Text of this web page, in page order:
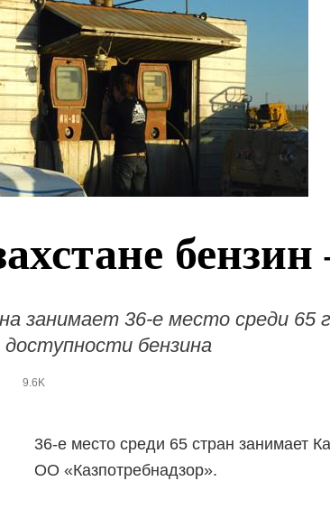
занимает 36-е место среди 65
бензина
9.6K
36-е место среди 65 стран занимает
ОО «Казпотребнадзор».